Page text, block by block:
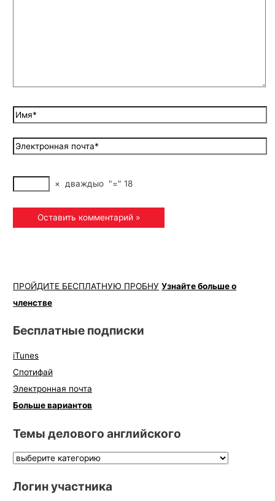
× дваждыo "=" 18
ПРОЙДИТЕ БЕСПЛАТНУЮ ПРОБНУ Узнайте больше о
членстве
Бесплатные подписки
iTunes
Спотифай
Электронная почта
Больше вариантов
Темы делового английского
Логин участника